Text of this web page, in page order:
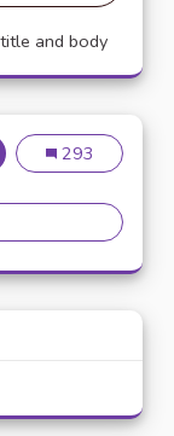
and body
DE
Mise en place
293
place de référents